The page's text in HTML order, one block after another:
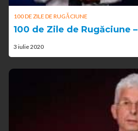
100 DE ZILE DE RUGĂCIUNE
100 de Zile de Rugăciune
3 iulie 2020